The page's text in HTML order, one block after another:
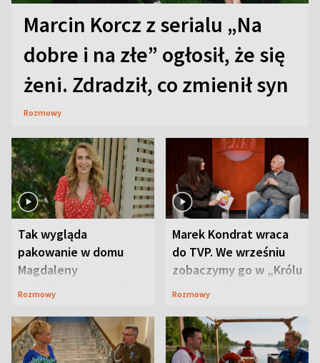
Marcin Korcz z serialu „Na
dobre i na złe” ogłosił, że się
żeni. Zdradził, co zmienił syn
Rozmowy
Tak wygląda
pakowanie w domu
Magdaleny
Waligórskiej-Lisieckiej.
Rozmowy
Marek Kondrat wraca
do TVP. We wrześniu
zobaczymy go w „Królu
Maciusiu I”
Rozmowy